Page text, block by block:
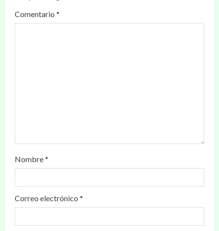
Comentario *
Nombre*
Correo electrónico *